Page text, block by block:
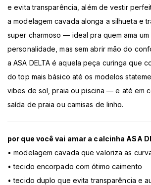
e evita transparência, além de vestir
a modelagem cavada alonga a silhueta e
super charmoso — ideal pra quem ama um
personalidade, mas sem abrir mão do
a ASA DELTA é aquela peça curinga que
do top mais básico até os modelos
vibes de sol, praia ou piscina — e até em
saída de praia ou camisas de linho.
por que você vai amar a calcinha ASA
• modelagem cavada que valoriza as
• tecido encorpado com ótimo caimento
• tecido duplo que evita transparência e